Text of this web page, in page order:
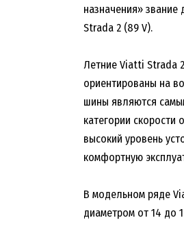
назначения» звание
Strada 2 (89 V).
Летние Viatti Strada
ориентированы на
шины являются
категории скорости
высокий уровень
комфортную
В модельном ряде
диаметром от 14 до